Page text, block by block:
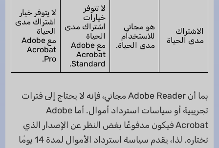
الاشتراك
مدى الحياة
هو مجاني
للاستخدام
مدى الحياة.
لا تتوفر
خيارات
اشتراك مدى
الحياة
مع Adobe
Acrobat
Standard.
لا يتوفر خيار
اشتراك مدى
الحياة
مع Adobe
Acrobat
Pro.
بما أن Adobe Reader مجاني، فإنه لا يحتاج إلى فترات
تجريبية أو سياسات استرداد أموال. أما Adobe
Acrobat فيكون مدفوعًا بغض النظر عن الإصدار الذي
تختاره. لذا، يقدم سياسة استرداد الأموال لمدة 14 يومًا